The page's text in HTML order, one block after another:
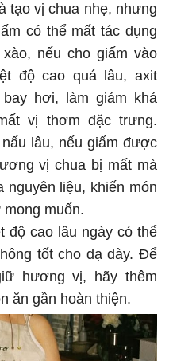
tạo vị chua nhẹ, nhưng
có thể mất tác dụng
nếu cho giấm vào
độ cao quá lâu, axit
hơi, làm giảm khả
vị thơm đặc trưng.
lâu, nếu giấm được
vị chua bị mất mà
nguyên liệu, khiến món
muốn.
độ cao lâu ngày có thể
tốt cho dạ dày. Để
hương vị, hãy thêm
ăn gần hoàn thiện.